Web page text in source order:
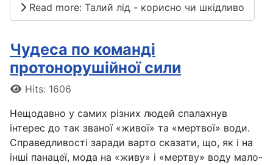
Read more: Талий лід - корисно чи шкідливо
Чудеса по команді
протонорушійної сили
DetailsHits: 1606
Нещодавно у самих різних людей спалахнув
інтерес до так званої «живої» та «мертвої» води.
Справедливості заради варто сказати, що, як і на
інші панацеї, мода на «живу» і «мертву» воду мало-